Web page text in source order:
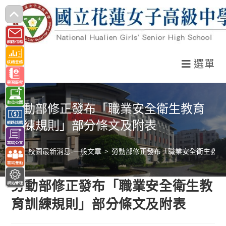
跳
轉
至
主
要
內
容
選單
勞動部修正發布「職業安全衛生教育
訓練規則」部分條文及附表
> 校園最新消息-一般文章 > 勞動部修正發布「職業安全衛生教
勞動部修正發布「職業安全衛生教
育訓練規則」部分條文及附表